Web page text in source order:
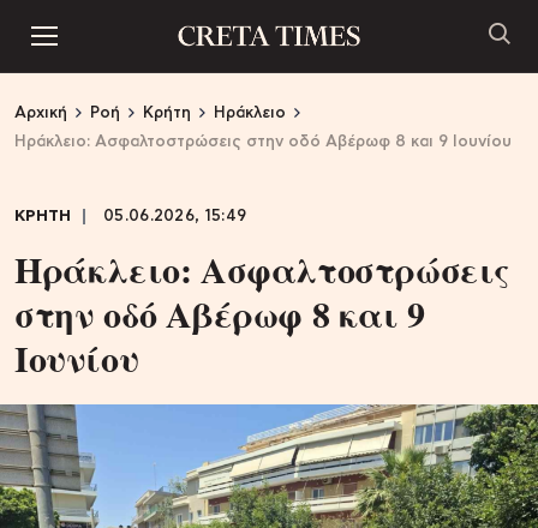
Αρχική Ροή Κρήτη
Ηράκλειο
Ηράκλειο: Ασφαλτοστρώσεις στην οδό Αβέρωφ 8 και 9 Ιουνίου
ΚΡΗΤΗ 05.06.2026, 15:49
Ηράκλειο: Ασφαλτοστρώσεις
στην οδό Αβέρωφ 8 και 9
Ιουνίου